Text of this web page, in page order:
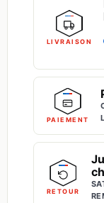
LIVRAISON
PAIEMENT
RETOUR